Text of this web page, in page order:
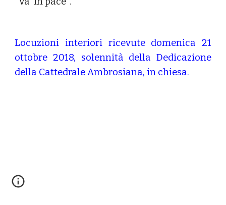
Locuzioni interiori ricevute domenica 21
ottobre 2018, solennità della Dedicazione
della Cattedrale Ambrosiana, in chiesa.